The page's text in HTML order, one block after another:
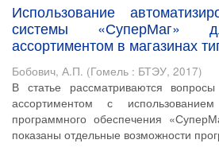
Использование
системы «СуперМаг»
ассортиментом в магазинах
Бобович, А.П. (Гомель : БТЭУ, 2017)
В статье рассматриваются
ассортиментом с использованием
программного обеспечения
показаны отдельные возможности